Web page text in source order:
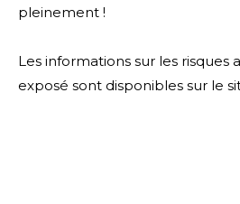
pleinement !
Les informations sur les risques
exposé sont disponibles sur le